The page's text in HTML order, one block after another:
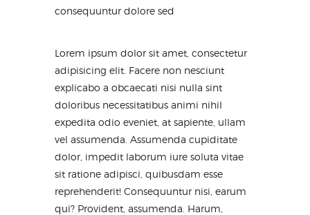
consequuntur dolore sed
Lorem ipsum dolor sit amet, consectetur
adipisicing elit. Facere non nesciunt
explicabo a obcaecati nisi nulla sint
doloribus necessitatibus animi nihil
expedita odio eveniet, at sapiente, ullam
vel assumenda. Assumenda cupiditate
dolor, impedit laborum iure soluta vitae
sit ratione adipisci, quibusdam esse
reprehenderit! Consequuntur nisi, earum
qui? Provident, assumenda. Harum,